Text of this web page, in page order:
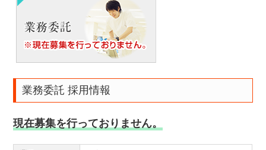
業務委託 採用情報
現在募集を行っておりません。